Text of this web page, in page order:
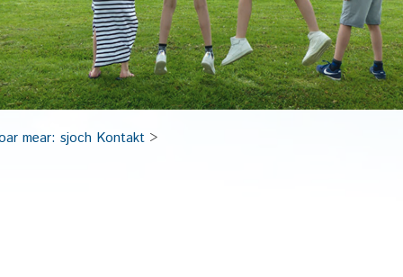
mear: sjoch Kontakt >